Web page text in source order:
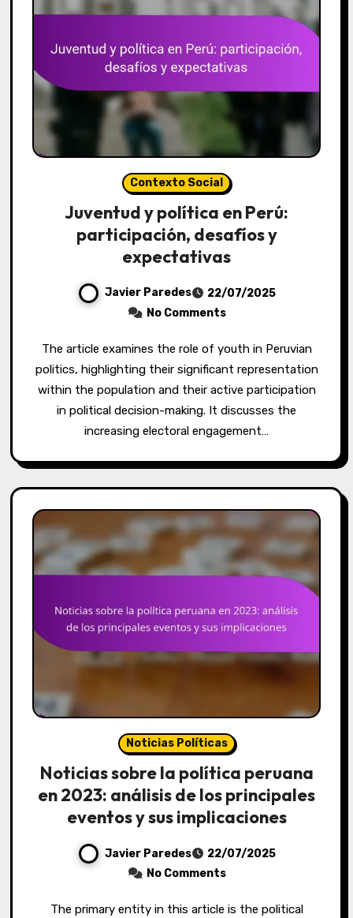
Contexto Social
Juventud y política en Perú:
participación, desafíos y
expectativas
Javier Paredes
22/07/2025
No Comments
The article examines the role of youth in Peruvian
politics, highlighting their significant representation
within the population and their active participation
in political decision-making. It discusses the
increasing electoral engagement…
Noticias Políticas
Noticias sobre la política peruana
en 2023: análisis de los principales
eventos y sus implicaciones
Javier Paredes
22/07/2025
No Comments
The primary entity in this article is the political